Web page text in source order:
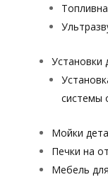
Установки
системы
Мойки
Печки на
Мебель